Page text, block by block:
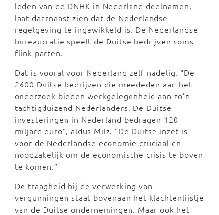
leden van de DNHK in Nederland deelnamen,
laat daarnaast zien dat de Nederlandse
regelgeving te ingewikkeld is. De Nederlandse
bureaucratie speelt de Duitse bedrijven soms
flink parten.
Dat is vooral voor Nederland zelf nadelig. “De
2600 Duitse bedrijven die meededen aan het
onderzoek bieden werkgelegenheid aan zo’n
tachtigduizend Nederlanders. De Duitse
investeringen in Nederland bedragen 120
miljard euro”, aldus Milz. “De Duitse inzet is
voor de Nederlandse economie cruciaal en
noodzakelijk om de economische crisis te boven
te komen.”
De traagheid bij de verwerking van
vergunningen staat bovenaan het klachtenlijstje
van de Duitse ondernemingen. Maar ook het